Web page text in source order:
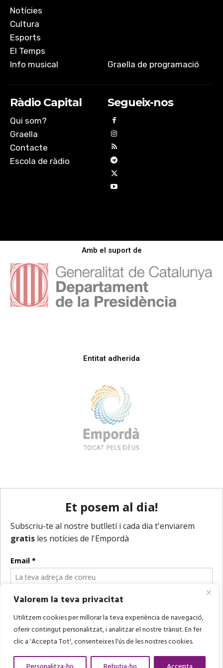
Valorem la teva privacitat
Utilitzem cookies per millorar la teva experiència de navegació,
oferir contingut personalitzat, i analitzar el nostre trànsit. En fer
clic a 'Accepta Tot', consenteixes l'ús de les nostres cookies.
Notícies
Cultura
Esports
El Temps
Info musical
Graella de programació
Ràdio Capital
Qui som?
Graella
Contacte
Escola de ràdio
Segueix-nos
Amb el suport de
Entitat adherida